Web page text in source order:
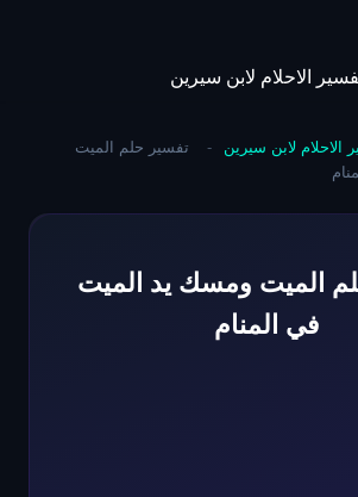
content
الاحلام لابن سيرين
الاحلام لابن سيرين -
تفسير حلم الميت
الميت ومسك يد الميت
في المنام